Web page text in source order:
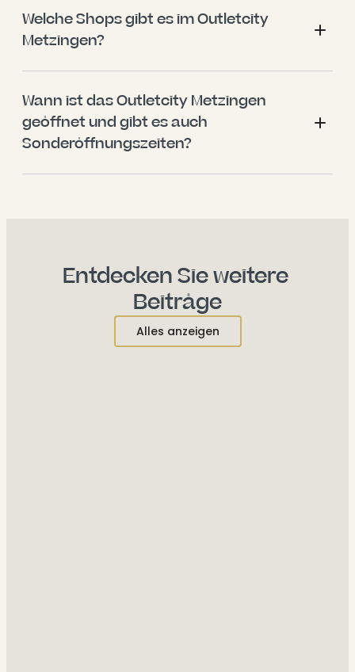
Welche Shops gibt es im Outletcity
Metzingen?
Wann ist das Outletcity Metzingen
geöffnet und gibt es auch
Sonderöffnungszeiten?
Entdecken Sie weitere
Beiträge
Alles anzeigen